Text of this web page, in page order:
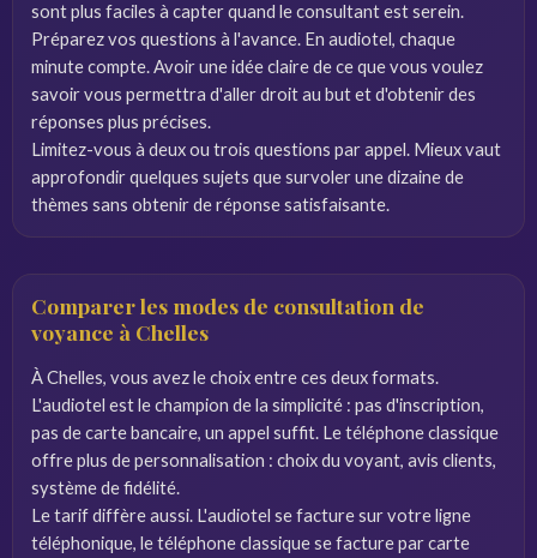
sont plus faciles à capter quand le consultant est serein.
Préparez vos questions à l'avance. En audiotel, chaque
minute compte. Avoir une idée claire de ce que vous voulez
savoir vous permettra d'aller droit au but et d'obtenir des
réponses plus précises.
Limitez-vous à deux ou trois questions par appel. Mieux vaut
approfondir quelques sujets que survoler une dizaine de
thèmes sans obtenir de réponse satisfaisante.
Comparer les modes de consultation de
voyance à Chelles
À Chelles, vous avez le choix entre ces deux formats.
L'audiotel est le champion de la simplicité : pas d'inscription,
pas de carte bancaire, un appel suffit. Le téléphone classique
offre plus de personnalisation : choix du voyant, avis clients,
système de fidélité.
Le tarif diffère aussi. L'audiotel se facture sur votre ligne
téléphonique, le téléphone classique se facture par carte